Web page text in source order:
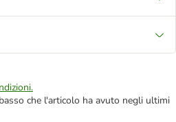
che l'articolo ha avuto negli ultimi